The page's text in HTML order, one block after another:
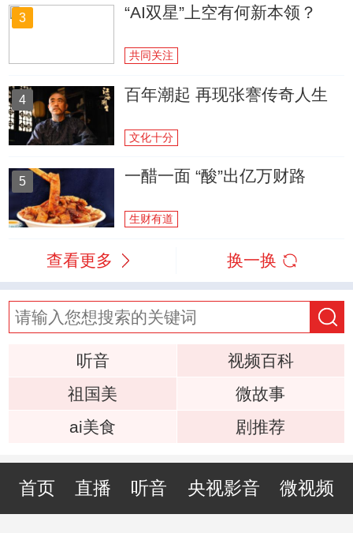
3 “AI双星”上空有何新本领？
共同关注
4 百年潮起 再现张謇传奇人生
文化十分
5 一醋一面 “酸”出亿万财路
生财有道
查看更多 换一换
听音
视频百科
祖国美
微故事
ai美食
剧推荐
首页 直播 听音 央视影音 微视频